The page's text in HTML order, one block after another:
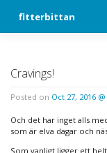
fitterbittan
Cravings!
Posted on Oct 27, 2016 @
Och det har inget alls
som är elva dagar och
Som vanligt ligger ett